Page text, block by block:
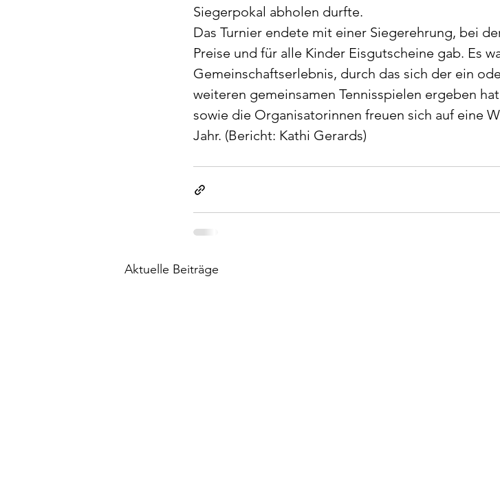
Siegerpokal abholen durfte.
Das Turnier endete mit einer Siegerehrung, bei
Preise und für alle Kinder Eisgutscheine gab. Es
Gemeinschaftserlebnis, durch das sich der ein
weiteren gemeinsamen Tennisspielen ergeben
sowie die Organisatorinnen freuen sich auf eine
Jahr. (Bericht: Kathi Gerards)
Aktuelle Beiträge